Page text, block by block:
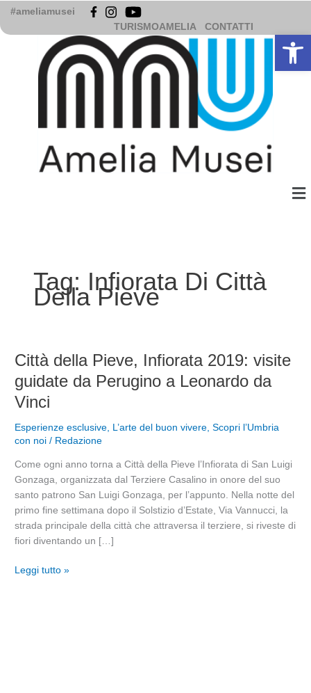
Vai
contenuto
#ameliamusei
TURISMOAMELIA
CONTATTI
Tag: Infiorata Di Città
Della Pieve
Città della Pieve, Infiorata 2019: visite
guidate da Perugino a Leonardo da
Vinci
Esperienze esclusive, L’arte del buon vivere,Scopri l’Umbria
con noi / Redazione
Come ogni anno torna a Città della Pieve l’Infiorata di San Luigi
Gonzaga, organizzata dal Terziere Casalino in onore del suo
santo patrono San Luigi Gonzaga, per l’appunto. Nella notte del
primo fine settimana dopo il Solstizio d’Estate, Via Vannucci, la
strada principale della città che attraversa il terziere, si riveste di
fiori diventando un […]
Città
Pieve,
Infiorata
visite
da
Perugino
a
Leonardo
da
Vinci
Leggi tutto »
Apri la